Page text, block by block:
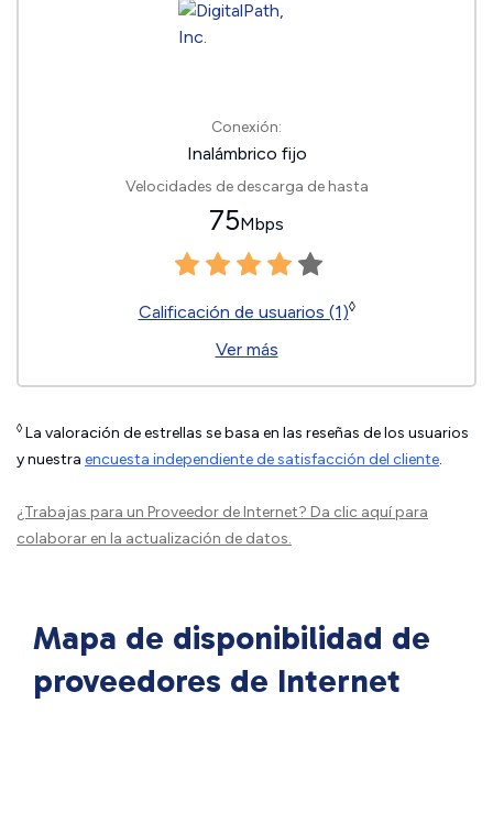
Conexión:
Inalámbrico fijo
Velocidades de descarga de hasta
75Mbps
Calificación de usuarios (1)◊
Ver más
◊ La valoración de estrellas se basa en las reseñas de los usuarios
y nuestra encuesta independiente de satisfacción del cliente.
¿Trabajas para un Proveedor de Internet? Da clic aquípara
colaborar en la actualización de datos.
Mapa de disponibilidad de
proveedores de Internet